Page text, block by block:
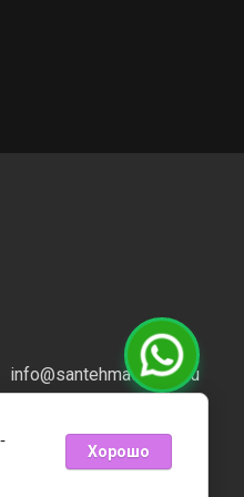
info@santehmaster55.ru
Хорошо